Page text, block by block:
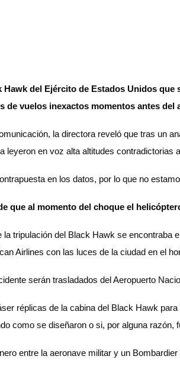
del Ejército de Estados Unidos
de vuelos inexactos momentos antes
la directora reveló que tras un
leyeron en voz alta altitudes contradictorias
en los datos, por lo que no
que al momento del choque el
tripulación del Black Hawk se
Airlines con las luces de la ciudad en el
serán trasladados del Aeropuerto
réplicas de la cabina del Black Hawk
como se diseñaron o si, por alguna razón,
entre la aeronave militar y un